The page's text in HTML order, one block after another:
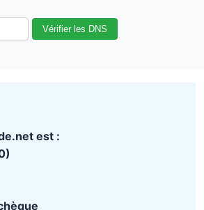
Vérifier les DNS
est :